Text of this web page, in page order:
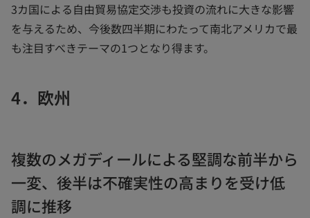
3カ国による自由貿易協定交渉も投資の流れに大きな影響
を与えるため、今後数四半期にわたって南北アメリカで最
も注目すべきテーマの1つとなり得ます。
4．欧州
複数のメガディールによる堅調な前半から
一変、後半は不確実性の高まりを受け低
調に推移